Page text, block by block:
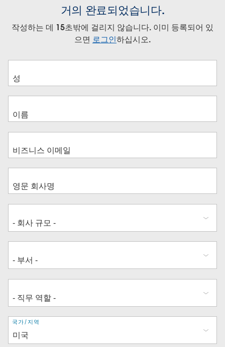
거의 완료되었습니다.
작성하는 데 15초밖에 걸리지 않습니다. 이미 등록되어 있
으면 로그인하십시오.
주
소
국가/지역